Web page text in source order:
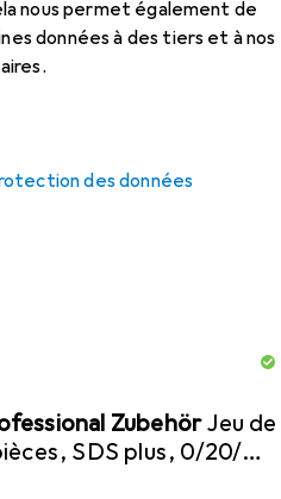
nous permet également de
données à des tiers et à nos
des données
ZubehörJeu de
SDS plus, 0/20/40